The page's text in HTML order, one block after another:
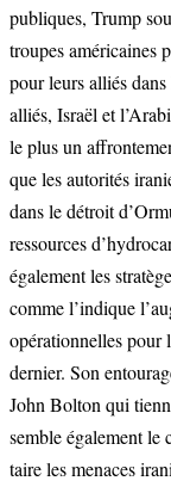
publiques, Trump
troupes américaines
pour leurs alliés
alliés, Israël et
le plus un
que les autorités
dans le détroit
ressources
également les
comme l’indique
opérationnelles pour
dernier. Son
John Bolton qui
semble également
taire les menaces